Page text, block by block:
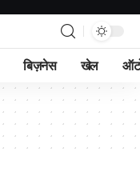
बिज़नेस खेल